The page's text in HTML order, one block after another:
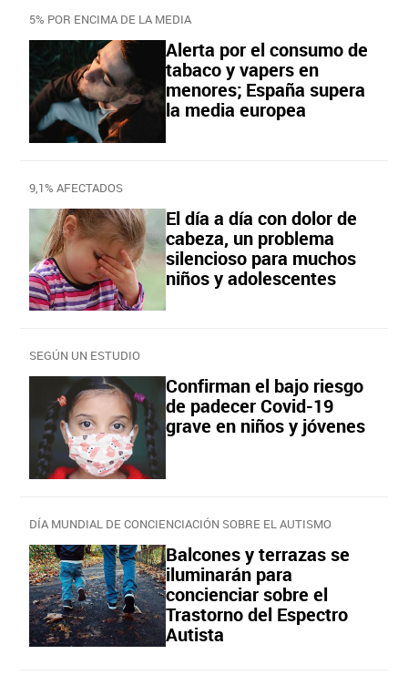
5% POR ENCIMA DE LA MEDIA
Alerta por el consumo de
tabaco y vapers en
menores; España supera
la media europea
9,1% AFECTADOS
El día a día con dolor de
cabeza, un problema
silencioso para muchos
niños y adolescentes
SEGÚN UN ESTUDIO
Confirman el bajo riesgo
de padecer Covid-19
grave en niños y jóvenes
DÍA MUNDIAL DE CONCIENCIACIÓN SOBRE EL AUTISMO
Balcones y terrazas se
iluminarán para
concienciar sobre el
Trastorno del Espectro
Autista